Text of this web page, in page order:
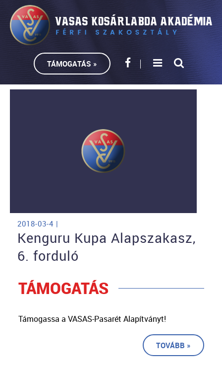
TÁMOGATÁS »
2018-03-4 |
Kenguru Kupa Alapszakasz,
6. forduló
TÁMOGATÁS
Támogassa a VASAS-Pasarét Alapítványt!
TOVÁBB »